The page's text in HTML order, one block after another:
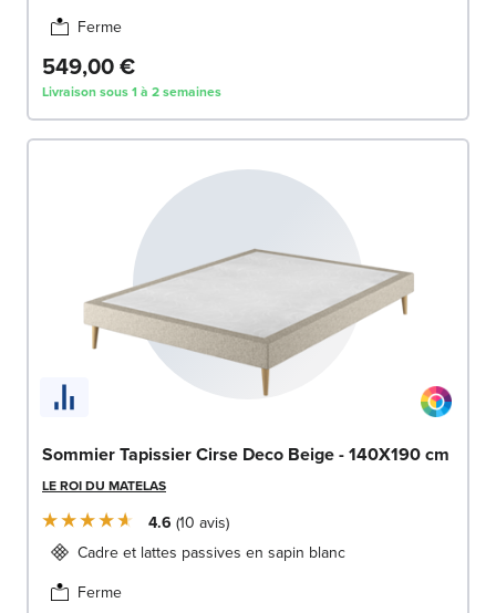
Ferme
549,00 €
Livraison sous 1 à 2 semaines
Sommier Tapissier Cirse Deco Beige - 140X190 cm
LE ROI DU MATELAS
4.6 10 avis
Cadre et lattes passives en sapin blanc
Ferme